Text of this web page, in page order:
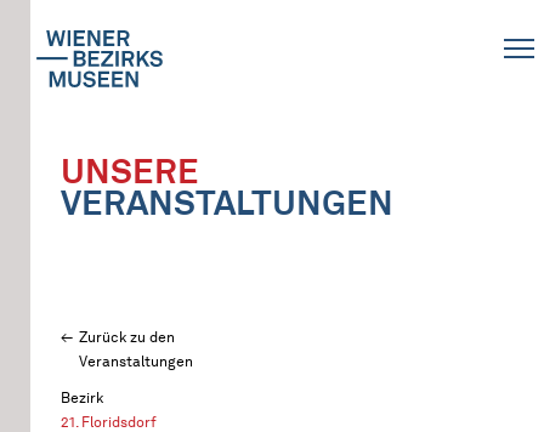
UNSERE
VERANSTALTUNGEN
Zurück zu den
Veranstaltungen
Bezirk
21. Floridsdorf